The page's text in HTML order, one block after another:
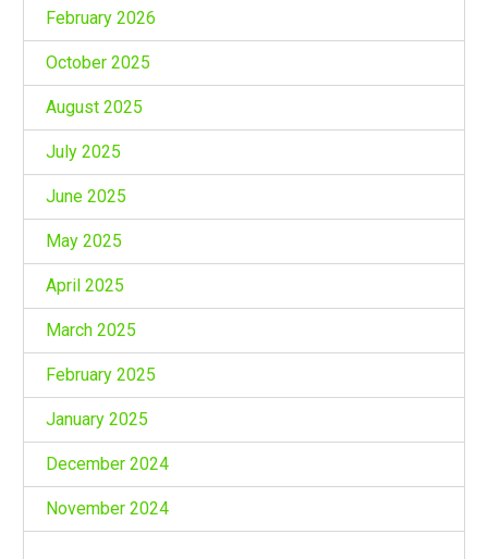
February 2026
October 2025
August 2025
July 2025
June 2025
May 2025
April 2025
March 2025
February 2025
January 2025
December 2024
November 2024